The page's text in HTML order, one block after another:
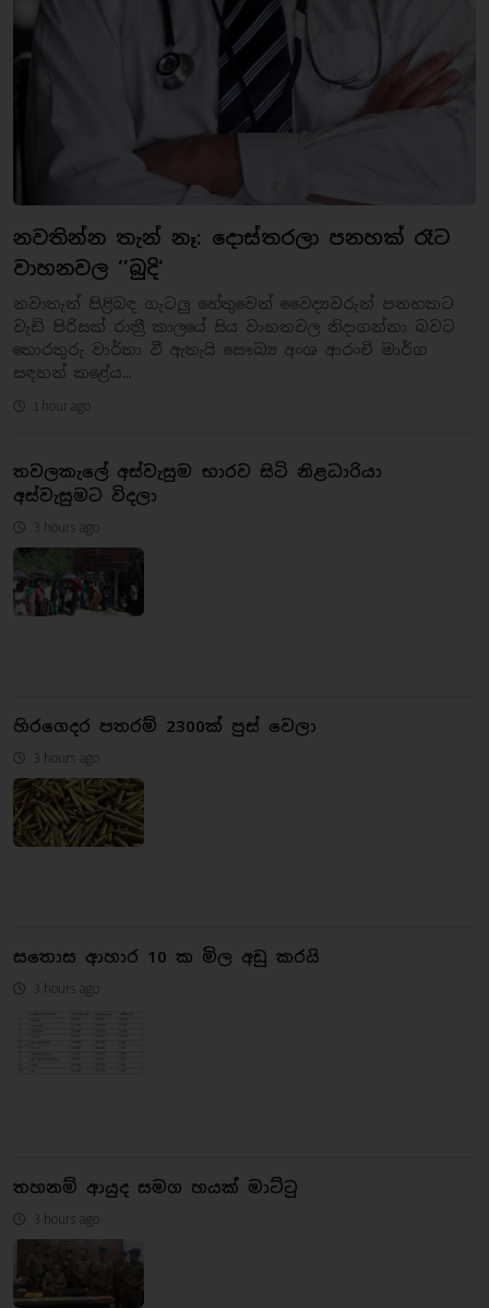
නවතින්න තැන් නෑ: දොස්තරලා පනහක් රෑට
වාහනවල ’’බුදි’
නවාතැන් පිළිබඳ ගැටලු හේතුවෙන් වෛද්‍යවරුන් පනහකට
වැඩි පිරිසක් රාත්‍රී කාලයේ සිය වාහනවල නිදාගන්නා බවට
තොරතුරු වාර්තා වී ඇතැයි සෞඛ්‍ය අංශ ආරංචි මාර්ග
සඳහන් කළේය...
1 hour ago
තවලකැලේ අස්වැසුම භාරව සිටි නිළධාරියා
අස්වැසුමට විදලා
3 hours ago
හිරගෙදර පතරම් 2300ක් පුස් වෙලා
3 hours ago
සතොස ආහාර 10 ක මිල අඩු කරයි
3 hours ago
තහනම් ආයුද සමග හයක් මාට්ටු
3 hours ago